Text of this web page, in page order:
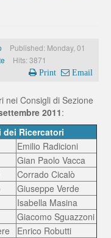
Published: Monday, 01
Hits: 3871
Print Email
nei Consigli di Sezione
2011:
dei Ricercatori
Emilio Radicioni
Gian Paolo Vacca
Corrado Cicalò
Giuseppe Verde
Isabella Masina
Giacomo Sguazzoni
Enrico Robutti